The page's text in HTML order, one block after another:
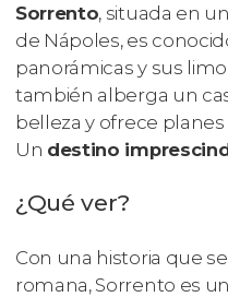
Sorrento, situada en
de Nápoles, es
panorámicas y sus
también alberga un
belleza y ofrece
Un destino
¿Qué ver?
Con una historia que
romana, Sorrento es